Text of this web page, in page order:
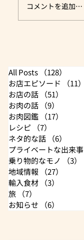
コメントを追加…
All Posts （128）
お店エピソード
（11）
お店の話
（51）
お肉の話
（9）
お肉図鑑
（17）
レシピ
（7）
ネタ的な話
（6）
プライベートな出来事
乗り物的なモノ
（3）
地域情報
（27）
輸入食材
（3）
旅
（7）
お知らせ
（6）